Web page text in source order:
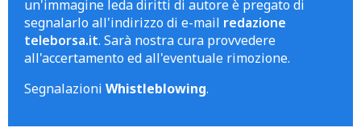
un'immagine leda diritti di autore è pregato di
segnalarlo all'indirizzo di e-mail redazione
teleborsa.it. Sarà nostra cura provvedere
all'accertamento ed all'eventuale rimozione.
Segnalazioni Whistleblowing.